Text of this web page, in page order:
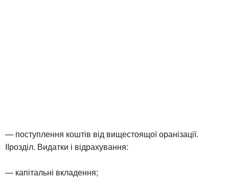
— поступлення коштів від вищестоящої оранізації.
IIрозділ. Видатки і відрахування:
— капітальні вкладення;